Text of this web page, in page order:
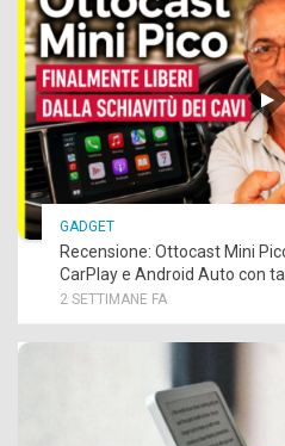
GADGET
Recensione: Ottocast Mini
CarPlay e Android Auto con
2 SETTIMANE FA